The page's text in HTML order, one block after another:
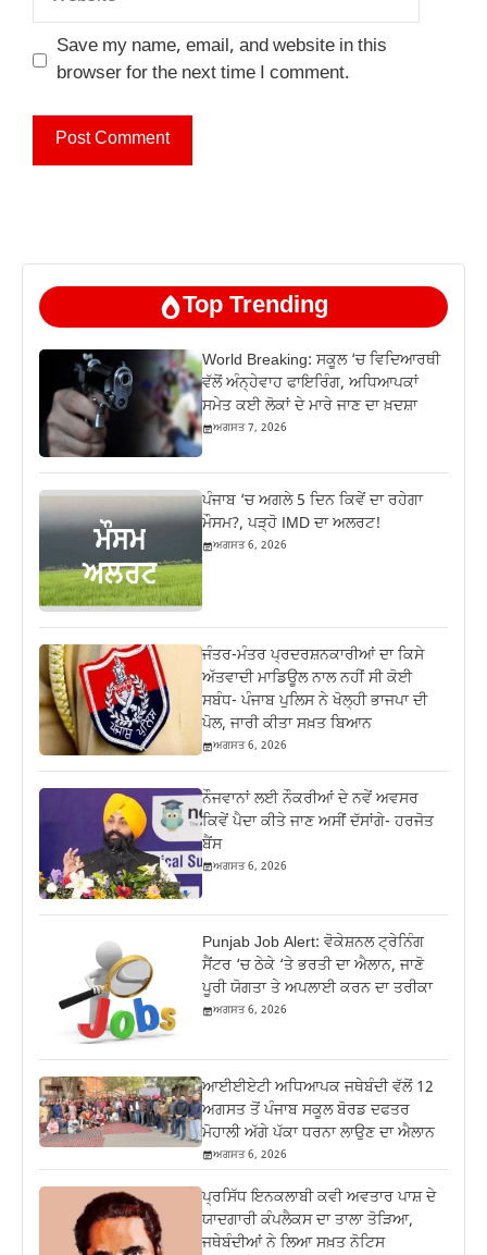
Save my name, email, and website in this
browser for the next time I comment.
Top Trending
World Breaking: ਸਕੂਲ ‘ਚ ਵਿਦਿਆਰਥੀ
ਵੱਲੋਂ ਅੰਨ੍ਹੇਵਾਹ ਫਾਇਰਿੰਗ, ਅਧਿਆਪਕਾਂ
ਸਮੇਤ ਕਈ ਲੋਕਾਂ ਦੇ ਮਾਰੇ ਜਾਣ ਦਾ ਖ਼ਦਸ਼ਾ
ਅਗਸਤ 7, 2026
ਪੰਜਾਬ ‘ਚ ਅਗਲੇ 5 ਦਿਨ ਕਿਵੇਂ ਦਾ ਰਹੇਗਾ
ਮੌਸਮ?, ਪੜ੍ਹੋ IMD ਦਾ ਅਲਰਟ!
ਅਗਸਤ 6, 2026
ਜੰਤਰ-ਮੰਤਰ ਪ੍ਰਦਰਸ਼ਨਕਾਰੀਆਂ ਦਾ ਕਿਸੇ
ਅੱਤਵਾਦੀ ਮਾਡਿਊਲ ਨਾਲ ਨਹੀਂ ਸੀ ਕੋਈ
ਸਬੰਧ- ਪੰਜਾਬ ਪੁਲਿਸ ਨੇ ਖੋਲ੍ਹੀ ਭਾਜਪਾ ਦੀ
ਪੋਲ, ਜਾਰੀ ਕੀਤਾ ਸਖ਼ਤ ਬਿਆਨ
ਅਗਸਤ 6, 2026
ਨੌਜਵਾਨਾਂ ਲਈ ਨੌਕਰੀਆਂ ਦੇ ਨਵੇਂ ਅਵਸਰ
ਕਿਵੇਂ ਪੈਦਾ ਕੀਤੇ ਜਾਣ ਅਸੀਂ ਦੱਸਾਂਗੇ- ਹਰਜੋਤ
ਬੈਂਸ
ਅਗਸਤ 6, 2026
Punjab Job Alert: ਵੋਕੇਸ਼ਨਲ ਟ੍ਰੇਨਿੰਗ
ਸੈਂਟਰ ‘ਚ ਠੇਕੇ ‘ਤੇ ਭਰਤੀ ਦਾ ਐਲਾਨ, ਜਾਣੋ
ਪੂਰੀ ਯੋਗਤਾ ਤੇ ਅਪਲਾਈ ਕਰਨ ਦਾ ਤਰੀਕਾ
ਅਗਸਤ 6, 2026
ਆਈਈਏਟੀ ਅਧਿਆਪਕ ਜਥੇਬੰਦੀ ਵੱਲੋਂ 12
ਅਗਸਤ ਤੋਂ ਪੰਜਾਬ ਸਕੂਲ ਬੋਰਡ ਦਫਤਰ
ਮੋਹਾਲੀ ਅੱਗੇ ਪੱਕਾ ਧਰਨਾ ਲਾਉਣ ਦਾ ਐਲਾਨ
ਅਗਸਤ 6, 2026
ਪ੍ਰਸਿੱਧ ਇਨਕਲਾਬੀ ਕਵੀ ਅਵਤਾਰ ਪਾਸ਼ ਦੇ
ਯਾਦਗਾਰੀ ਕੰਪਲੈਕਸ ਦਾ ਤਾਲਾ ਤੋੜਿਆ,
ਜਥੇਬੰਦੀਆਂ ਨੇ ਲਿਆ ਸਖ਼ਤ ਨੋਟਿਸ